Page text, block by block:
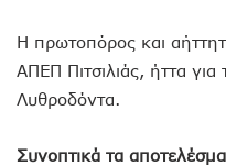
Η πρωτοπόρος και
ΑΠΕΠ Πιτσιλιάς, ήττα
Λυθροδόντα.
Συνοπτικά τα